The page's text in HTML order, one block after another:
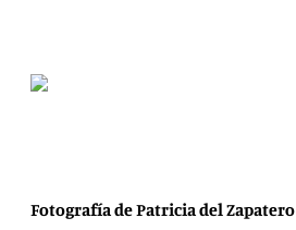
Fotografía de Patricia del Zapatero